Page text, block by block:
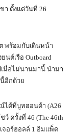
า ตั้งแต่วันที่ 26
พร้อมกับเดินหน้า
นต์เรือ Outboard
เมื่อไม่นานมานี้ นำมา
อีกด้วย
ได้ที่บูทฮอนด้า (A26
ครั้งที่ 46 (The 46th
เจอร์ฮอลล์ 1 อิมแพ็ค